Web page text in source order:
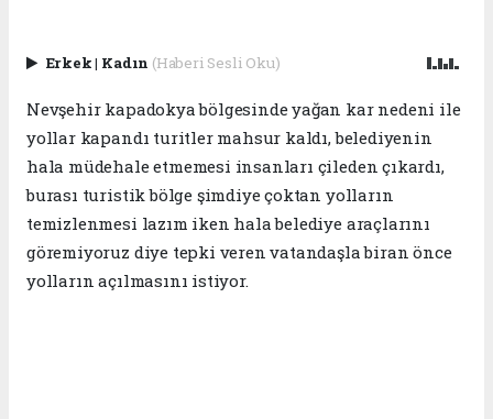
Erkek| Kadın (Haberi Sesli Oku)
Nevşehir kapadokya bölgesinde yağan kar nedeni ile
yollar kapandı turitler mahsur kaldı, belediyenin
hala müdehale etmemesi insanları çileden çıkardı,
burası turistik bölge şimdiye çoktan yolların
temizlenmesi lazım iken hala belediye araçlarını
göremiyoruz diye tepki veren vatandaşla biran önce
yolların açılmasını istiyor.